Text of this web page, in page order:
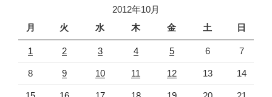
2012年10月
月
火 水 木 金 土 日
1 2 3 4 5 6 7
8 9 10 11 12 13 14